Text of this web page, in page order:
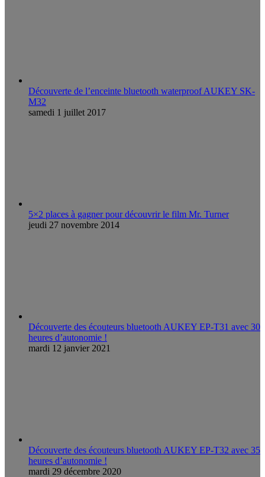
Découverte de l’enceinte bluetooth waterproof AUKEY SK-
M32
samedi 1 juillet 2017
5×2 places à gagner pour découvrir le film Mr. Turner
jeudi 27 novembre 2014
Découverte des écouteurs bluetooth AUKEY EP-T31 avec 30
heures d’autonomie !
mardi 12 janvier 2021
Découverte des écouteurs bluetooth AUKEY EP-T32 avec 35
heures d’autonomie !
mardi 29 décembre 2020